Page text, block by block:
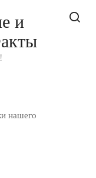
и
нашего